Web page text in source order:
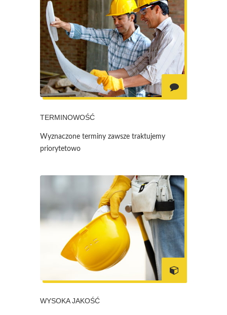
TERMINOWOŚĆ
Wyznaczone terminy zawsze traktujemy
priorytetowo
WYSOKA JAKOŚĆ